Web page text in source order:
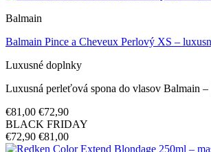
Balmain
Balmain Pince a Cheveux Perlový XS –
Luxusné doplnky
Luxusná perleťová spona do vlasov Balmain
€81,00 €72,90
BLACK FRIDAY
€72,90 €81,00